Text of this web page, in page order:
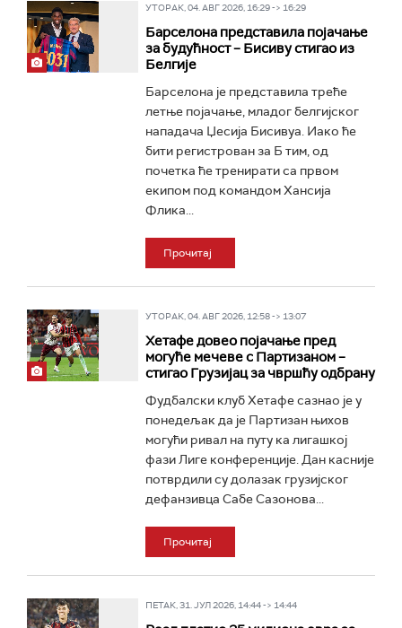
УТОРАК, 04. АВГ 2026, 16:29 -> 16:29
Барселона представила појачање
за будућност – Бисиву стигао из
Белгије
Барселона је представила треће
летње појачање, младог белгијског
нападача Џесија Бисивуа. Иако ће
бити регистрован за Б тим, од
почетка ће тренирати са првом
екипом под командом Хансија
Флика...
Прочитај
УТОРАК, 04. АВГ 2026, 12:58 -> 13:07
Хетафе довео појачање пред
могуће мечеве с Партизаном –
стигао Грузијац за чвршћу одбрану
Фудбалски клуб Хетафе сазнао је у
понедељак да је Партизан њихов
могући ривал на путу ка лигашкој
фази Лиге конференције. Дан касније
потврдили су долазак грузијског
дефанзивца Сабе Сазонова...
Прочитај
ПЕТАК, 31. ЈУЛ 2026, 14:44 -> 14:44